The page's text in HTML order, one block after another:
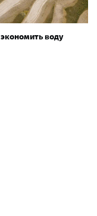
воду